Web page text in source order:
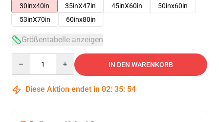
30inx40in
35inX47in 45inX60in
50inx60in
53inX70in
60inx80in
Größentabelle anzeigen
IN DEN WARENKORB
Diese Aktion endet in 02: 35: 54